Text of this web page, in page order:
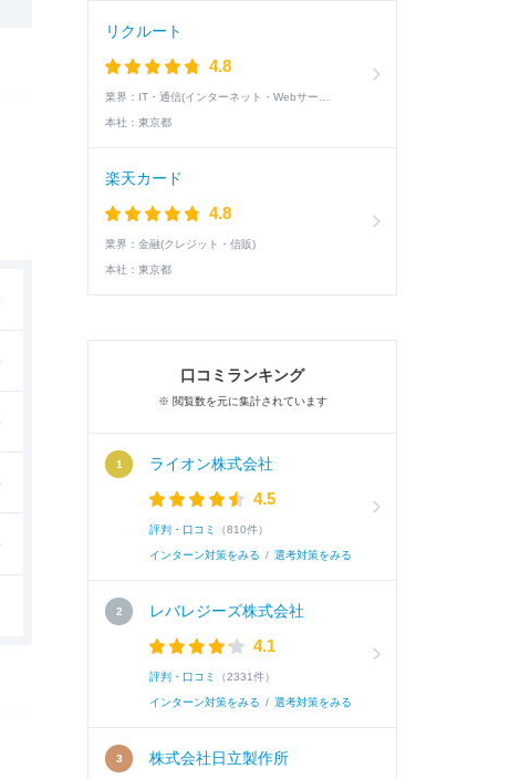
リクルート
4.8
業界：
本社： 東京都
楽天カード
4.8
業界： 金融(クレジット・信販)
本社： 東京都
口コミランキング
※ 閲覧数を元に集計されています
ライオン株式会社
4.5
評判・口コミ （810件）
インターン対策をみる / 選考対策をみる
レバレジーズ株式会社
4.1
評判・口コミ （2331件）
インターン対策をみる / 選考対策をみる
株式会社日立製作所